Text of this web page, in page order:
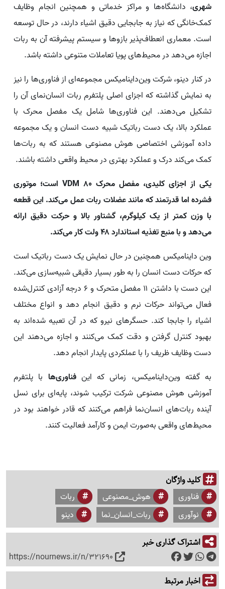
شهری، دانشگاه‌ها و مراکز خدماتی و همچنین انجام وظایف
کمک‌خانگی که نیاز به جابجایی دقیق اشیاء دارند، در حال توسعه
است. معماری انعطاف‌پذیر بازوها و سیستم پیشرفته آن به ربات
اجازه می‌دهد در محیط‌های پویا تعاملات متنوعی داشته باشد.
در کنار دینو، شرکت وین‌داینامیکس مجموعه‌ای از فناوری‌ها را نیز
به نمایش گذاشته که اجزای اصلی پلتفرم ربات انسان‌نمای آن را
تشکیل می‌دهند. این فناوری‌ها شامل یک مفصل محرک با
عملکرد بالا، یک دست رباتیک شبیه دست انسان و یک مجموعه
داده آموزشی اختصاصی هوش مصنوعی هستند که به ربات‌ها
کمک می‌کند درک و عملکرد بهتری در محیط واقعی داشته باشند.
یکی از اجزای کلیدی، مفصل محرک VDM 80 است؛ موتوری
فشرده اما قدرتمند که مانند عضلات ربات عمل می‌کند. این قطعه
با وزن کمتر از یک کیلوگرم، گشتاور بالا و حرکت دقیق ارائه
می‌دهد و با منبع تغذیه استاندارد ۴۸ ولت کار می‌کند.
وین داینامیکس همچنین در حال نمایش یک دست رباتیک است
که حرکات دست انسان را به ‌طور بسیار دقیقی شبیه‌سازی می‌کند.
این دست با داشتن ۱۱ مفصل متحرک و ۶ درجه آزادی کنترل‌شده
فعال می‌تواند حرکات نرم و دقیق انجام دهد و انواع مختلف
اشیاء را جابجا کند. حسگرهای نیرو که در آن تعبیه شده‌اند به
بهبود کنترل گرفتن و دقت کمک می‌کنند و اجازه می‌دهند این
دست وظایف ظریف را با عملکردی پایدار انجام دهد.
به گفته وین‌داینامیکس، زمانی که اینفناوری‌ها با پلتفرم
آموزشی هوش مصنوعی شرکت ترکیب شوند، پایه‌ای برای نسل
آینده ربات‌های انسان‌نما فراهم می‌کنند که قادر خواهند بود در
محیط‌های واقعی به‌صورت ایمن و کارآمد فعالیت کنند.
کلید واژگان
فناوری هوش_مصنوعی
ربات
نوآوری
ربات_انسان_نما دینو
اشتراک گذاری خبر
https://nournews.ir/n/321690
اخبار مرتبط